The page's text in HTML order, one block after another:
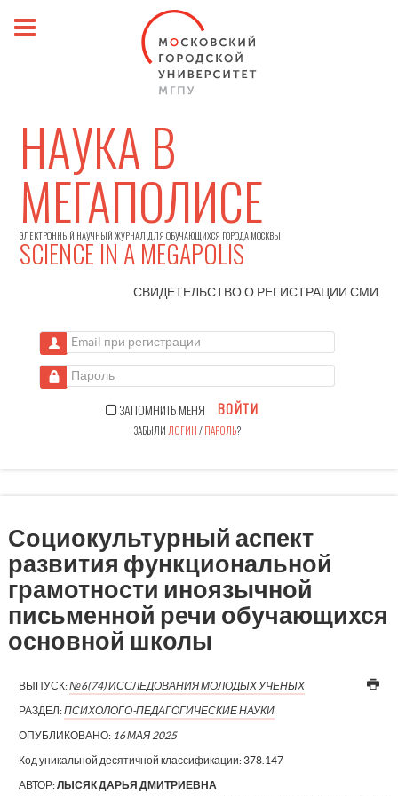
НАУКА В
МЕГАПОЛИСЕ
ЭЛЕКТРОННЫЙ НАУЧНЫЙ ЖУРНАЛ ДЛЯ ОБУЧАЮЩИХСЯ ГОРОДА МОСКВЫ
SCIENCE IN A MEGAPOLIS
СВИДЕТЕЛЬСТВО О РЕГИСТРАЦИИСМИ
Email при регистрации
Пароль
ЗАПОМНИТЬ МЕНЯ ВОЙТИ
ЗАБЫЛИ ЛОГИН/ПАРОЛЬ?
Социокультурный аспект
развития функциональной
грамотности иноязычной
письменной речи обучающихся
основной школы
ВЫПУСК:№6(74) ИССЛЕДОВАНИЯ МОЛОДЫХ УЧЕНЫХ
РАЗДЕЛ:ПСИХОЛОГО-ПЕДАГОГИЧЕСКИЕ НАУКИ
ОПУБЛИКОВАНО: 16 МАЯ 2025
Код уникальной десятичной классификации: 378.147
АВТОР:ЛЫСЯК ДАРЬЯ ДМИТРИЕВНА